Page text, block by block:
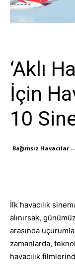
‘Aklı
İçin
10
Bağımsız Havacılar
İlk havacılık
alınırsak,
arasında
zamanlarda,
havacılık